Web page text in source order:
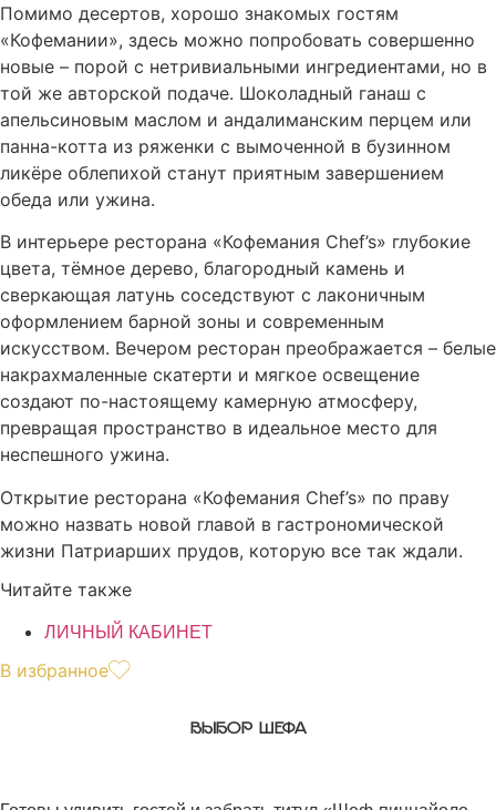
Помимо десертов, хорошо знакомых гостям
«Кофемании», здесь можно попробовать совершенно
новые – порой с нетривиальными ингредиентами, но в
той же авторской подаче. Шоколадный ганаш с
апельсиновым маслом и андалиманским перцем или
панна-котта из ряженки с вымоченной в бузинном
ликёре облепихой станут приятным завершением
обеда или ужина.
В интерьере ресторана «Кофемания Chef’s» глубокие
цвета, тёмное дерево, благородный камень и
сверкающая латунь соседствуют с лаконичным
оформлением барной зоны и современным
искусством. Вечером ресторан преображается – белые
накрахмаленные скатерти и мягкое освещение
создают по-настоящему камерную атмосферу,
превращая пространство в идеальное место для
неспешного ужина.
Открытие ресторана «Кофемания Chef’s» по праву
можно назвать новой главой в гастрономической
жизни Патриарших прудов, которую все так ждали.
Читайте также
ЛИЧНЫЙ КАБИНЕТ
В избранное
ВЫБОР ШЕФА